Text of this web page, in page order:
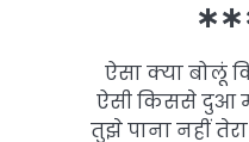
ऐसा क्या बोलूं
ऐसी किससे दुआ
तुझे पाना नहीं